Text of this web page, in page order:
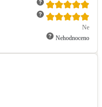
Ne
Nehodnoceno